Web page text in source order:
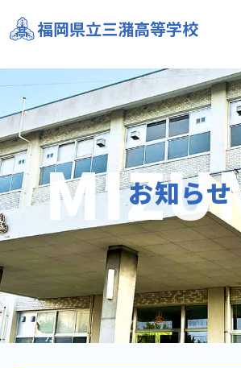
福岡県立三潴高等学校
補充募集のお知らせ
お知らせ